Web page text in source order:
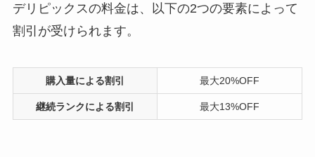
デリピックスの料金は、以下の2つの要素によって
割引が受けられます。
購入量による割引 最大20%OFF
継続ランクによる割引 最大13%OFF